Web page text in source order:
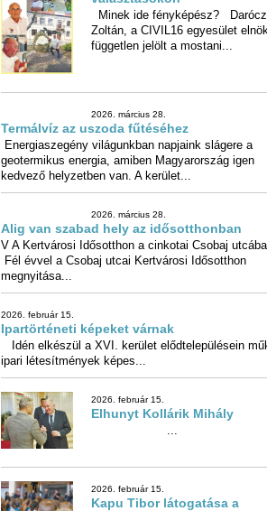
Minek ide fényképész?
Zoltán, a CIVIL16 egyesület
független jelölt a mostani...
2026. március 28.
Termálvíz az uszoda
Energiaszegény világunkban
slágere a geotermikus energia,
Magyarország igen kedvező
van. A kerület...
2026. március 28.
Alig van szabad hely az
idősotthonban
2026. február 15.
Ipartörténeti képeket várnak
ipari létesítmények képes...